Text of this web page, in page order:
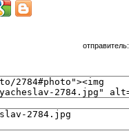
отправитель: